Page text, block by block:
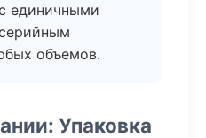
единичными
объемов.
Упаковка